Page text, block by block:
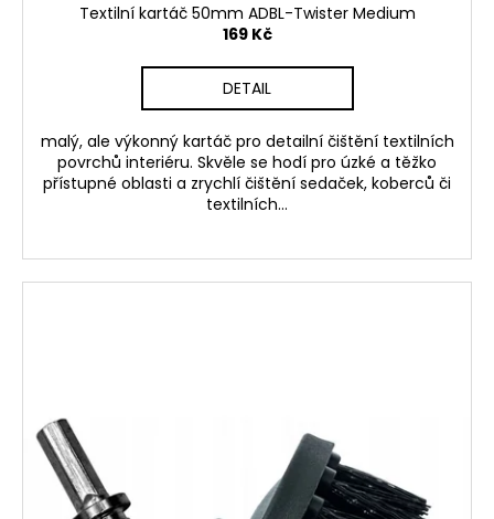
Textilní kartáč 50mm ADBL-Twister Medium
169 Kč
DETAIL
malý, ale výkonný kartáč pro detailní čištění textilních
povrchů interiéru. Skvěle se hodí pro úzké a těžko
přístupné oblasti a zrychlí čištění sedaček, koberců či
textilních...